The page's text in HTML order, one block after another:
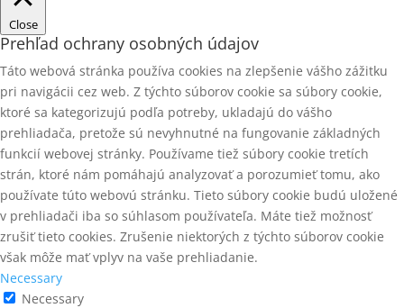
Close
Prehľad ochrany osobných údajov
Táto webová stránka používa cookies na zlepšenie vášho zážitku
pri navigácii cez web. Z týchto súborov cookie sa súbory cookie,
ktoré sa kategorizujú podľa potreby, ukladajú do vášho
prehliadača, pretože sú nevyhnutné na fungovanie základných
funkcií webovej stránky. Používame tiež súbory cookie tretích
strán, ktoré nám pomáhajú analyzovať a porozumieť tomu, ako
používate túto webovú stránku. Tieto súbory cookie budú uložené
v prehliadači iba so súhlasom používateľa. Máte tiež možnosť
zrušiť tieto cookies. Zrušenie niektorých z týchto súborov cookie
však môže mať vplyv na vaše prehliadanie.
Necessary
Necessary